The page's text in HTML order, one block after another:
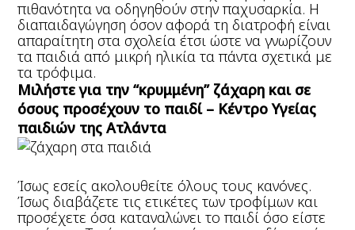
πιθανότητα να οδηγηθούν στην παχυσαρκία. Η
διαπαιδαγώγηση όσον αφορά τη διατροφή είναι
απαραίτητη στα σχολεία έτσι ώστε να γνωρίζουν
τα παιδιά από μικρή ηλικία τα πάντα σχετικά με
τα τρόφιμα.
Μιλήστε για την “κρυμμένη” ζάχαρη και σε
όσους προσέχουν το παιδί – Κέντρο Υγείας
παιδιών της Ατλάντα
Ίσως εσείς ακολουθείτε όλους τους κανόνες.
Ίσως διαβάζετε τις ετικέτες των τροφίμων και
προσέχετε όσα καταναλώνει το παιδί όσο είστε